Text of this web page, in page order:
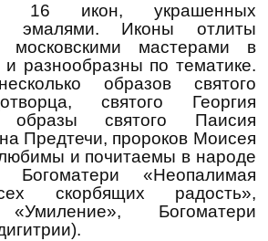
16 икон, украшенных
эмалями. Иконы отлиты
московскими мастерами в
и разнообразны по тематике.
образов святого
святого Георгия
образы святого Паисия
Предтечи, пророков Моисея
и почитаемы в народе
«Неопалимая
скорбящих радость»,
Богоматери